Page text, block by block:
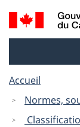
Recherche
et
Accueil
Normes,